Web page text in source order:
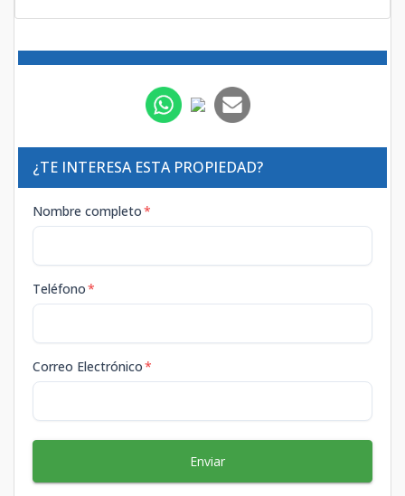
¿TE INTERESA ESTA PROPIEDAD?
Nombre completo*
Teléfono*
Correo Electrónico*
Enviar